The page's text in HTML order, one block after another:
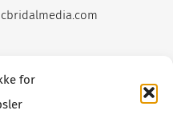
for
.com